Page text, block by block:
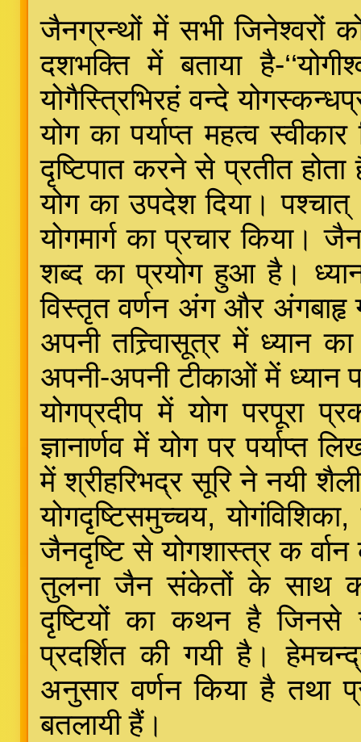
जैनग्रन्थों में सभी जिनेश्वरों
दशभक्ति में बताया है-
योगैस्त्रिभिरहं वन्दे
योग का पर्याप्त महत्व
दृष्टिपात करने से प्रतीत
योग का उपदेश दिया।
योगमार्ग का प्रचार किया।
शब्द का प्रयोग हुआ है।
विस्तृत वर्णन अंग और अंगबाहृ
अपनी तत्त्र्वािसूत्र में ध्यान
अपनी-अपनी टीकाओं में ध्यान
योगप्रदीप में योग परपूरा
ज्ञानार्णव में योग पर पर्याप्त
में श्रीहरिभद्र सूरि ने नयी
योगदृष्टिसमुच्चय,
जैनदृष्टि से योगशास्त्र क
तुलना जैन संकेतों के साथ
दृष्टियों का कथन है जिनसे
प्रदर्शित की गयी है।
अनुसार वर्णन किया है तथा
बतलायी हैं।